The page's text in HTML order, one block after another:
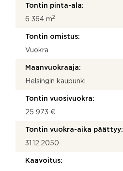
Tontin pinta-ala:
6 364 m2
Tontin omistus:
Vuokra
Maanvuokraaja:
Helsingin kaupunki
Tontin vuosivuokra:
25 973 €
Tontin vuokra-aika päättyy:
31.12.2050
Kaavoitus: